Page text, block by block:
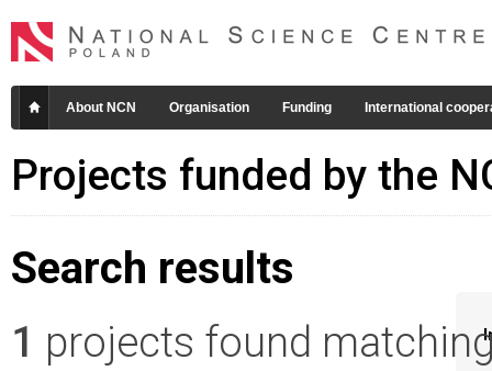
About NCN Organisation Funding International
Projects funded by the
Search results
1 projects found